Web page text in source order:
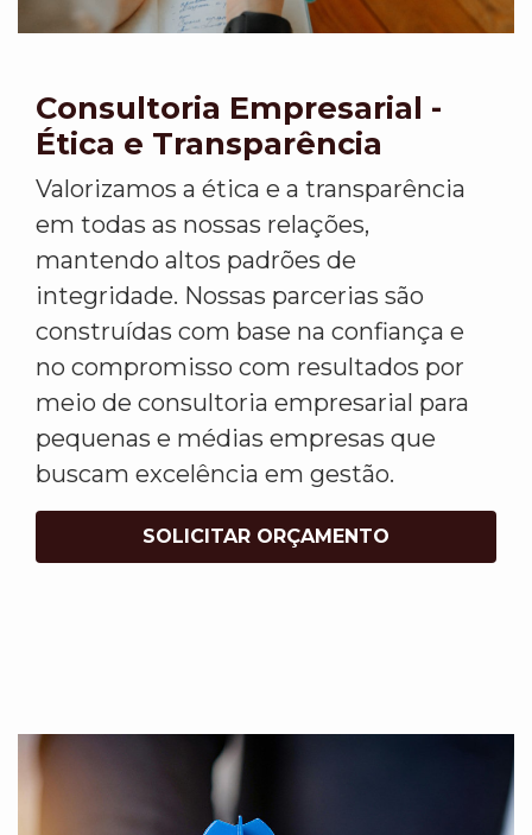
Consultoria Empresarial -
Ética e Transparência
Valorizamos a ética e a transparência
em todas as nossas relações,
mantendo altos padrões de
integridade. Nossas parcerias são
construídas com base na confiança e
no compromisso com resultados por
meio de consultoria empresarial para
pequenas e médias empresas que
buscam excelência em gestão.
SOLICITAR ORÇAMENTO